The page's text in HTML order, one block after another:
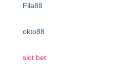
Fila88
okto88
slot bet